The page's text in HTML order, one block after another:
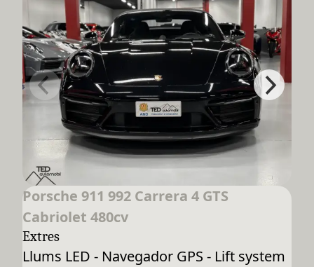
Porsche 911 992 Carrera 4 GTS
Cabriolet 480cv
Extres
Llums LED - Navegador GPS - Lift system